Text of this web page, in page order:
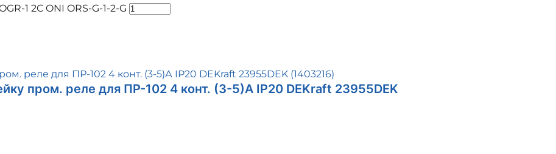
1 2C ONI ORS-G-1-2-G
пром. реле для ПР-102 4 конт. (3-5)А IP20 DEKraft 23955DEK